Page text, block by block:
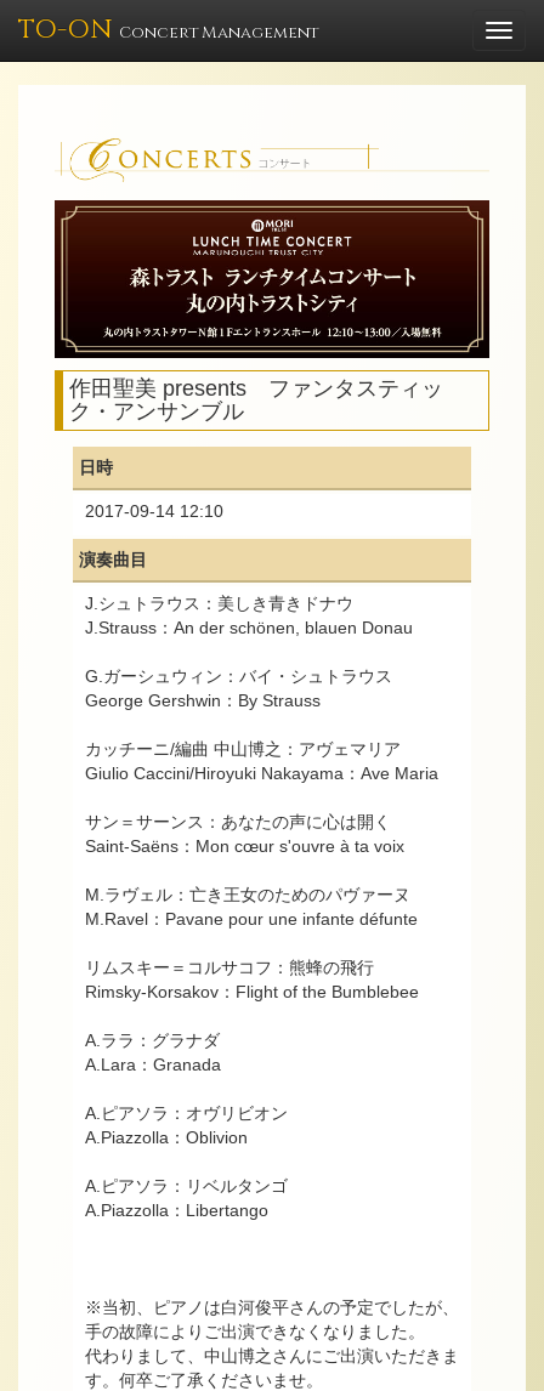
TO-ON Concert Management
作田聖美 presents ファンタスティッ
ク・アンサンブル
日時
2017-09-14 12:10
演奏曲目
J.シュトラウス：美しき青きドナウ
J.Strauss：An der schönen, blauen Donau
G.ガーシュウィン：バイ・シュトラウス
George Gershwin：By Strauss
カッチーニ/編曲 中山博之：アヴェマリア
Giulio Caccini/Hiroyuki Nakayama：Ave Maria
サン＝サーンス：あなたの声に心は開く
Saint-Saëns：Mon cœur s'ouvre à ta voix
M.ラヴェル：亡き王女のためのパヴァーヌ
M.Ravel：Pavane pour une infante défunte
リムスキー＝コルサコフ：熊蜂の飛行
Rimsky-Korsakov：Flight of the Bumblebee
A.ララ：グラナダ
A.Lara：Granada
A.ピアソラ：オヴリビオン
A.Piazzolla：Oblivion
A.ピアソラ：リベルタンゴ
A.Piazzolla：Libertango
※当初、ピアノは白河俊平さんの予定でしたが、
手の故障によりご出演できなくなりました。
代わりまして、中山博之さんにご出演いただきま
す。何卒ご了承くださいませ。